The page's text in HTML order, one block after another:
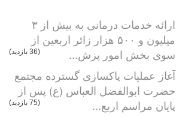
ارائه خدمات درمانی به بیش از ۳
میلیون و ۵۰۰ هزار زائر اربعین از
سوی بخش امور پزش...
(36 بازدید)
آغاز عملیات پاکسازی گسترده مجتمع
حضرت ابوالفضل العباس (ع) پس از
پایان مراسم اربع...
(75 بازدید)